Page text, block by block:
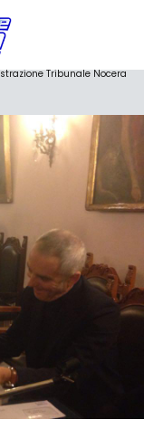
Tribunale Nocera